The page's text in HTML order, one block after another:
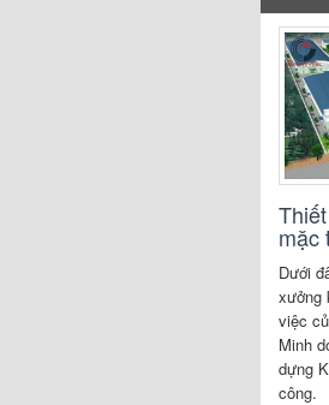
mặc
Dưới
xưởng
việc
Minh
dựng
công.